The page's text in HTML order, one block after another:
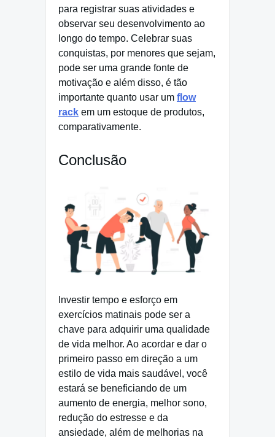
para registrar suas atividades e
observar seu desenvolvimento ao
longo do tempo. Celebrar suas
conquistas, por menores que sejam,
pode ser uma grande fonte de
motivação e além disso, é tão
importante quanto usar um flow
rack em um estoque de produtos,
comparativamente.
Conclusão
Investir tempo e esforço em
exercícios matinais pode ser a
chave para adquirir uma qualidade
de vida melhor. Ao acordar e dar o
primeiro passo em direção a um
estilo de vida mais saudável, você
estará se beneficiando de um
aumento de energia, melhor sono,
redução do estresse e da
ansiedade, além de melhorias na